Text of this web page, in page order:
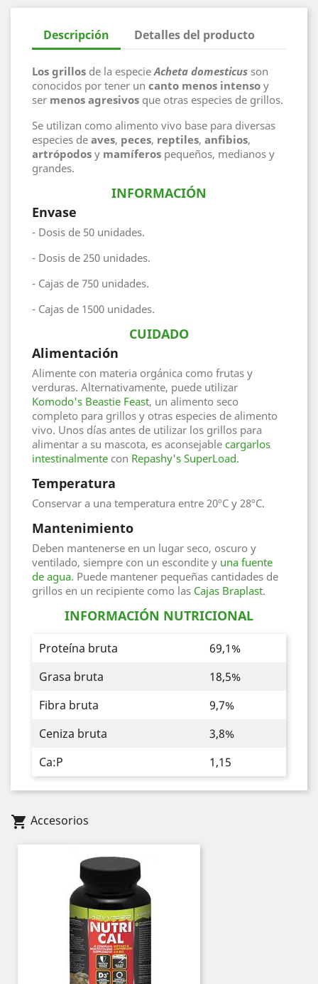
Descripción Detalles del producto
Los grillos de la especieAcheta domesticus son
conocidos por tener un canto menos intenso y
ser menos agresivos que otras especies de grillos.
Se utilizan como alimento vivo base para diversas
especies de aves, peces, reptiles, anfibios,
artrópodos y mamíferos pequeños, medianos y
grandes.
INFORMACIÓN
Envase
- Dosis de 50 unidades.
- Dosis de 250 unidades.
- Cajas de 750 unidades.
- Cajas de 1500 unidades.
CUIDADO
Alimentación
Alimente con materia orgánica como frutas y
verduras. Alternativamente, puede utilizar
Komodo's Beastie Feast, un alimento seco
completo para grillos y otras especies de alimento
vivo. Unos días antes de utilizar los grillos para
alimentar a su mascota, es aconsejable cargarlos
intestinalmente con Repashy's SuperLoad.
Temperatura
Conservar a una temperatura entre 20ºC y 28ºC.
Mantenimiento
Deben mantenerse en un lugar seco, oscuro y
ventilado, siempre con un escondite y una fuente
de agua. Puede mantener pequeñas cantidades de
grillos en un recipiente como las Cajas Braplast.
INFORMACIÓN NUTRICIONAL
Proteína bruta
69,1%
Grasa bruta
18,5%
Fibra bruta
9,7%
Ceniza bruta
3,8%
Ca:P
1,15
shopping_cart Accesorios